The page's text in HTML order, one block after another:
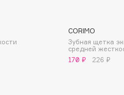
CORIMO
Зубная щетка
средней
170 ₽
226 ₽